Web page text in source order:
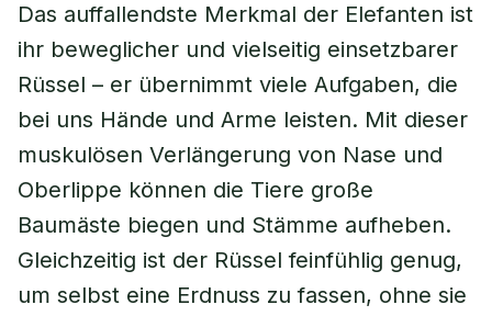
Das auffallendste Merkmal der Elefanten ist
ihr beweglicher und vielseitig einsetzbarer
Rüssel – er übernimmt viele Aufgaben, die
bei uns Hände und Arme leisten. Mit dieser
muskulösen Verlängerung von Nase und
Oberlippe können die Tiere große
Baumäste biegen und Stämme aufheben.
Gleichzeitig ist der Rüssel feinfühlig genug,
um selbst eine Erdnuss zu fassen, ohne sie